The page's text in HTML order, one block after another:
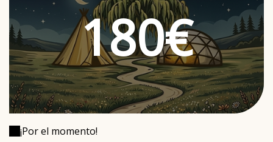
180€
¡Por el momento!